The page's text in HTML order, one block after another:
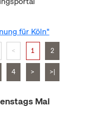
für Köln"
< 1 2
4 > >|
Mai